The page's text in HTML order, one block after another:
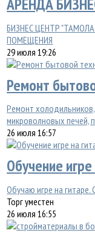
АРЕНДА
БИЗНЕС ЦЕНТР
ПОМЕЩЕНИЯ
29 июля 19:26
Ремонт
Ремонт
микроволновых печей,
26 июля 16:57
Обучение
Обучаю игре на
Торг уместен
26 июля 16:55